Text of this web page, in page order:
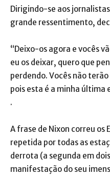
Dirigindo-se aos
grande ressentimento,
“Deixo-os agora e vocês
eu os deixar, quero que
perdendo. Vocês não
pois esta é a minha
.
A frase de Nixon correu os
repetida por todas as
derrota (a segunda em
manifestação do seu